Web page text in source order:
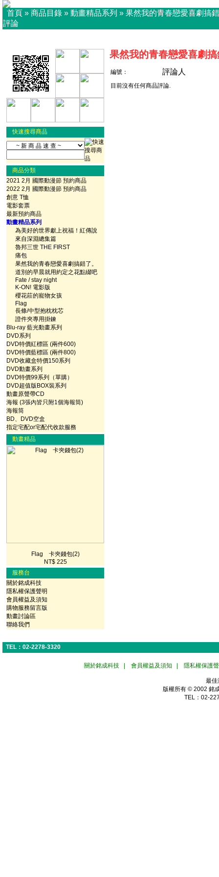
首頁 » 商品目錄 » 動畫精品系列 » 果然我的青春戀愛喜劇搞
評論
快速搜尋商品
商品分類
2021 2月 國際動漫節 預約商品
2022 2月 國際動漫節 預約商品
創意 T恤
電影套票
最新預約商品
動畫精品系列
為美好的世界獻上祝福！紅傳說
來自深淵總集篇
魯邦三世 THE FIRST
痛包
果然我的青春戀愛喜劇搞錯了。
道別的早晨就用約定之花點綴吧
Fate / stay night
K-ON! 電影版
櫻花莊的寵物女孩
Flag
長條/中型抱枕枕芯
證件夾專用掛鍊
Blu-ray 藍光動畫系列
DVD系列
DVD特價紅標區 (兩件600)
DVD特價藍標區 (兩件800)
DVD收藏盒特價150系列
DVD動畫系列
DVD特價99系列（單購）
DVD超值版BOX裝系列
動畫原聲帶CD
海報 (3張內皆只附1個海報筒)
海報筒
BD、DVD空盒
指定宅配or宅配代收款服務
動畫精品
Flag 卡夾錢包(2)
NT$ 225
服務台
關於銘成科技
隱私權保護聲明
會員權益及須知
購物服務留言版
動畫討論區
聯絡我們
果然我的青春戀愛喜劇
編號： 評論人
目前沒有任何商品評論.
TEL：02-2278-3320
關於銘成科技 會員權益及須知 隱私權保護
最佳
版權所有 © 2002 銘
TEL：02-